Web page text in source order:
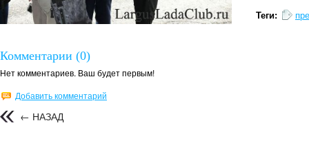
Теги:
Комментарии (0)
Нет комментариев. Ваш будет первым!
Добавить комментарий
← НАЗАД